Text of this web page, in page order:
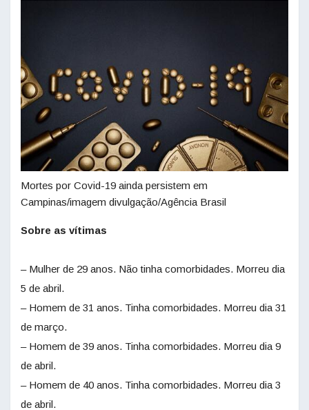
Mortes por Covid-19 ainda persistem em
Campinas/imagem divulgação/Agência Brasil
Sobre as vítimas
– Mulher de 29 anos. Não tinha comorbidades. Morreu dia
5 de abril.
– Homem de 31 anos. Tinha comorbidades. Morreu dia 31
de março.
– Homem de 39 anos. Tinha comorbidades. Morreu dia 9
de abril.
– Homem de 40 anos. Tinha comorbidades. Morreu dia 3
de abril.